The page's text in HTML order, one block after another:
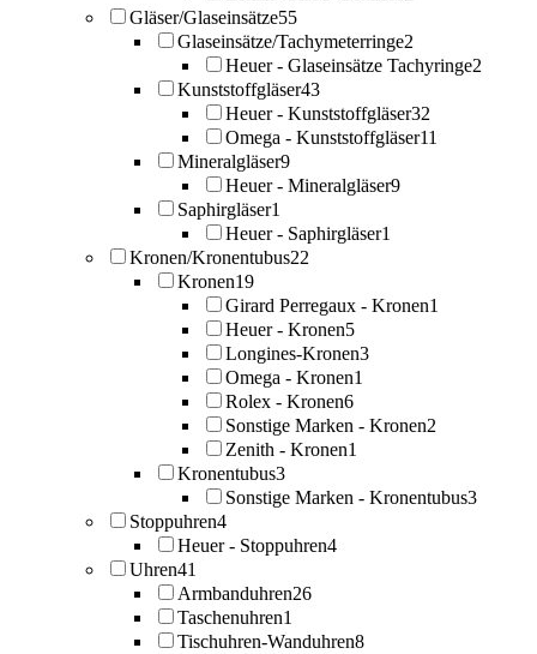
Gläser/Glaseinsätze55
Glaseinsätze/Tachymeterringe2
Heuer - Glaseinsätze Tachyringe2
Kunststoffgläser43
Heuer - Kunststoffgläser32
Omega - Kunststoffgläser11
Mineralgläser9
Heuer - Mineralgläser9
Saphirgläser1
Heuer - Saphirgläser1
Kronen/Kronentubus22
Kronen19
Girard Perregaux - Kronen1
Heuer - Kronen5
Longines-Kronen3
Omega - Kronen1
Rolex - Kronen6
Sonstige Marken - Kronen2
Zenith - Kronen1
Kronentubus3
Sonstige Marken - Kronentubus3
Stoppuhren4
Heuer - Stoppuhren4
Uhren41
Armbanduhren26
Taschenuhren1
Tischuhren-Wanduhren8